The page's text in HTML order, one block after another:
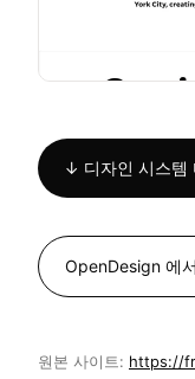
↓ 디자인 시스템
OpenDesign 에
원본 사이트: https://